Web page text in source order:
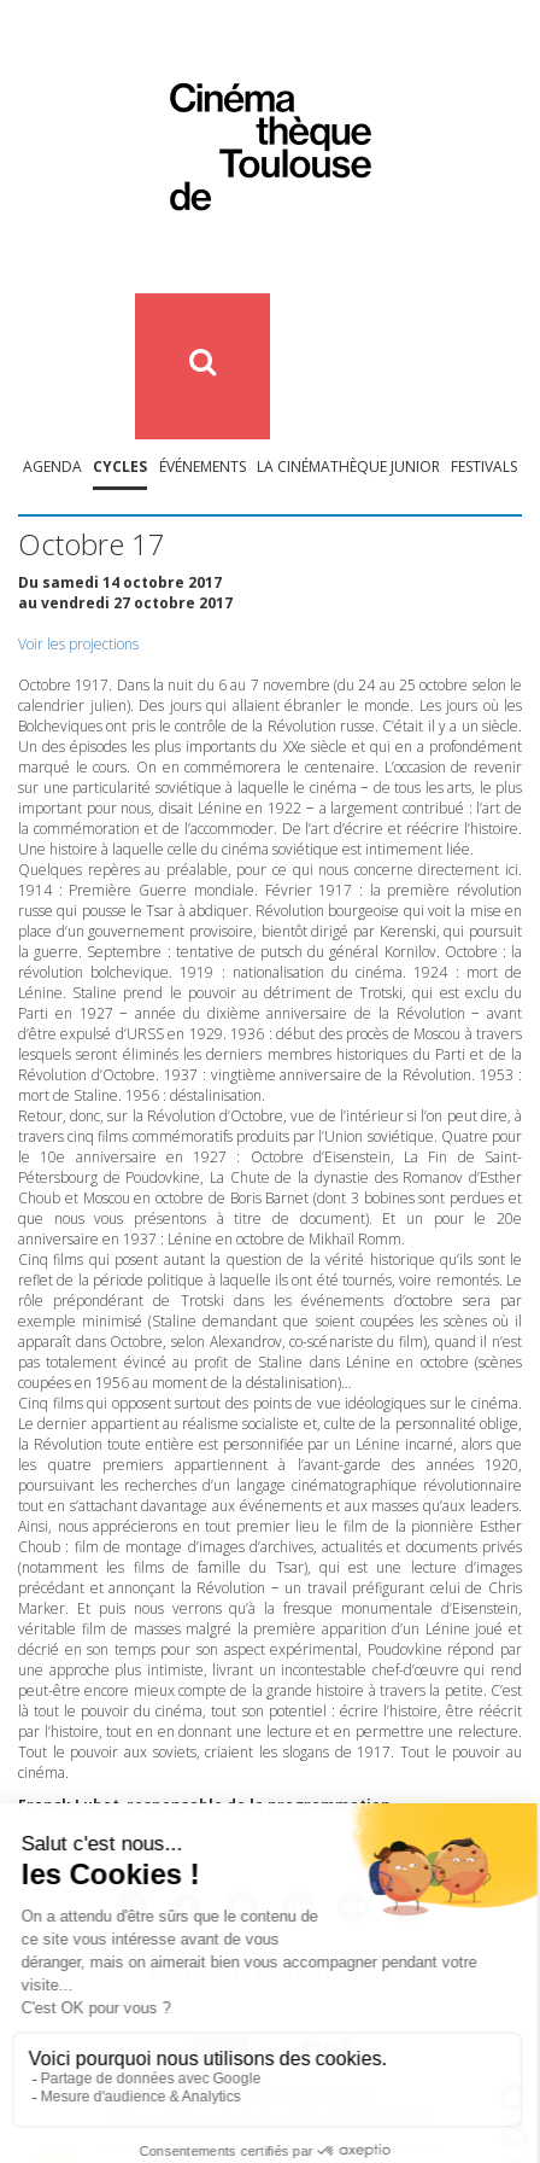
AGENDA CYCLES ÉVÉNEMENTS LA CINÉMATHÈQUE JUNIOR FESTIVALS
Octobre 17
Du samedi 14 octobre 2017
au vendredi 27 octobre 2017
Voir les projections
Octobre 1917. Dans la nuit du 6 au 7 novembre (du 24 au 25 octobre selon le
calendrier julien). Des jours qui allaient ébranler le monde. Les jours où les
Bolcheviques ont pris le contrôle de la Révolution russe. C’était il y a un siècle.
Un des épisodes les plus importants du XXe siècle et qui en a profondément
marqué le cours. On en commémorera le centenaire. L’occasion de revenir
sur une particularité soviétique à laquelle le cinéma − de tous les arts, le plus
important pour nous, disait Lénine en 1922 − a largement contribué : l’art de
la commémoration et de l’accommoder. De l’art d’écrire et réécrire l’histoire.
Une histoire à laquelle celle du cinéma soviétique est intimement liée.
Quelques repères au préalable, pour ce qui nous concerne directement ici.
1914 : Première Guerre mondiale. Février 1917 : la première révolution
russe qui pousse le Tsar à abdiquer. Révolution bourgeoise qui voit la mise en
place d’un gouvernement provisoire, bientôt dirigé par Kerenski, qui poursuit
la guerre. Septembre : tentative de putsch du général Kornilov. Octobre : la
révolution bolchevique. 1919 : nationalisation du cinéma. 1924 : mort de
Lénine. Staline prend le pouvoir au détriment de Trotski, qui est exclu du
Parti en 1927 − année du dixième anniversaire de la Révolution − avant
d’être expulsé d’URSS en 1929. 1936 : début des procès de Moscou à travers
lesquels seront éliminés les derniers membres historiques du Parti et de la
Révolution d’Octobre. 1937 : vingtième anniversaire de la Révolution. 1953 :
mort de Staline. 1956 : déstalinisation.
Retour, donc, sur la Révolution d’Octobre, vue de l’intérieur si l’on peut dire, à
travers cinq films commémoratifs produits par l’Union soviétique. Quatre pour
le 10e anniversaire en 1927 : Octobre d’Eisenstein, La Fin de Saint-
Pétersbourg de Poudovkine, La Chute de la dynastie des Romanov d’Esther
Choub et Moscou en octobre de Boris Barnet (dont 3 bobines sont perdues et
que nous vous présentons à titre de document). Et un pour le 20e
anniversaire en 1937 : Lénine en octobre de Mikhaïl Romm.
Cinq films qui posent autant la question de la vérité historique qu’ils sont le
reflet de la période politique à laquelle ils ont été tournés, voire remontés. Le
rôle prépondérant de Trotski dans les événements d’octobre sera par
exemple minimisé (Staline demandant que soient coupées les scènes où il
apparaît dans Octobre, selon Alexandrov, co-scénariste du film), quand il n’est
pas totalement évincé au profit de Staline dans Lénine en octobre (scènes
coupées en 1956 au moment de la déstalinisation)…
Cinq films qui opposent surtout des points de vue idéologiques sur le cinéma.
Le dernier appartient au réalisme socialiste et, culte de la personnalité oblige,
la Révolution toute entière est personnifiée par un Lénine incarné, alors que
les quatre premiers appartiennent à l’avant-garde des années 1920,
poursuivant les recherches d’un langage cinématographique révolutionnaire
tout en s’attachant davantage aux événements et aux masses qu’aux leaders.
Ainsi, nous apprécierons en tout premier lieu le film de la pionnière Esther
Choub : film de montage d’images d’archives, actualités et documents privés
(notamment les films de famille du Tsar), qui est une lecture d’images
précédant et annonçant la Révolution − un travail préfigurant celui de Chris
Marker. Et puis nous verrons qu’à la fresque monumentale d’Eisenstein,
véritable film de masses malgré la première apparition d’un Lénine joué et
décrié en son temps pour son aspect expérimental, Poudovkine répond par
une approche plus intimiste, livrant un incontestable chef-d’œuvre qui rend
peut-être encore mieux compte de la grande histoire à travers la petite. C’est
là tout le pouvoir du cinéma, tout son potentiel : écrire l’histoire, être réécrit
par l’histoire, tout en en donnant une lecture et en permettre une relecture.
Tout le pouvoir aux soviets, criaient les slogans de 1917. Tout le pouvoir au
cinéma.
Franck Lubet, responsable de la programmation
LA CINÉMATHÈQUE · CONTACTS · LETTRE D'INFORMATION ·
MENTIONS LÉGALES
La Cinémathèque de Toulouse
La Cinémathèque de Toulouse © 2015. Tous droits réservés.